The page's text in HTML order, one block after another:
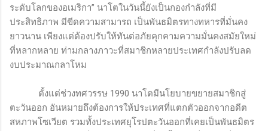
ระดับโลกของอเมริกา” นาโตในวันนี้ยังเป็นกองกำลังที่มี
ประสิทธิภาพ มีขีดความสามารถ เป็นพันธมิตรทางทหารที่มั่นคง
ยาวนาน เพียงแต่ต้องปรับให้ทันต่อภัยคุกคามความมั่นคงสมัยใหม่
ที่หลากหลาย ท่ามกลางภาวะที่สมาชิกหลายประเทศกำลังปรับลด
งบประมาณกลาโหม
ตั้งแต่ช่วงทศวรรษ 1990 นาโตมีนโยบายขยายสมาชิกสู่
ตะวันออก อันหมายถึงต้องการให้ประเทศที่แตกตัวออกจากอดีต
สหภาพโซเวียต รวมทั้งประเทศยุโรปตะวันออกที่เคยเป็นพันธมิตร